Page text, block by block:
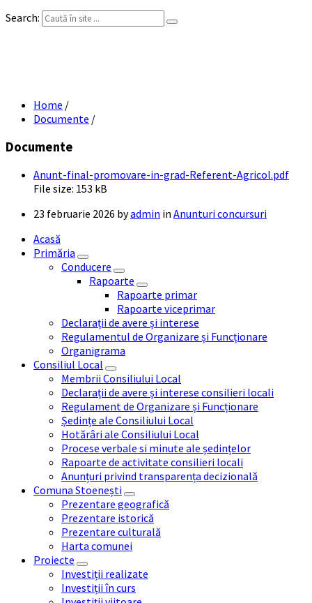
Search:
Home /
Documente /
Documente
Anunt-final-promovare-in-grad-Referent-Agricol.pdf
File size: 153 kB
23 februarie 2026 byadmin in Anunturi concursuri
Acasă
Primăria
Conducere
Rapoarte
Rapoarte primar
Rapoarte viceprimar
Declarații de avere și interese
Regulamentul de Organizare și Funcționare
Organigrama
Consiliul Local
Membrii Consiliului Local
Declarații de avere și interese consilieri locali
Regulament de Organizare și Funcționare
Ședințe ale Consiliului Local
Hotărâri ale Consiliului Local
Procese verbale si minute ale ședințelor
Rapoarte de activitate consilieri locali
Anunțuri privind transparența decizională
Comuna Stoenești
Prezentare geografică
Prezentare istorică
Prezentare culturală
Harta comunei
Proiecte
Investiții realizate
Investiții în curs